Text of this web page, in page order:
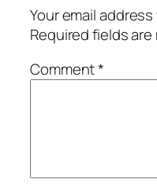
Your email
Required fields
Comment*